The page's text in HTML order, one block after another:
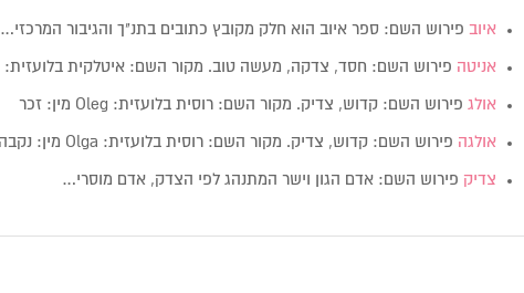
איוב פירוש השם: ספר איוב הוא חלק מקובץ כתובים בתנ"ך והגיבור המרכזי…
אניטה פירוש השם: חסד, צדקה, מעשה טוב. מקור השם: איטלקית בלועזית: Anita…
אולג פירוש השם: קדוש, צדיק. מקור השם: רוסית בלועזית: Oleg מין: זכר
אולגה פירוש השם: קדוש, צדיק. מקור השם: רוסית בלועזית: Olga מין: נקבה
צדיק פירוש השם: אדם הגון וישר המתנהג לפי הצדק, אדם מוסרי…